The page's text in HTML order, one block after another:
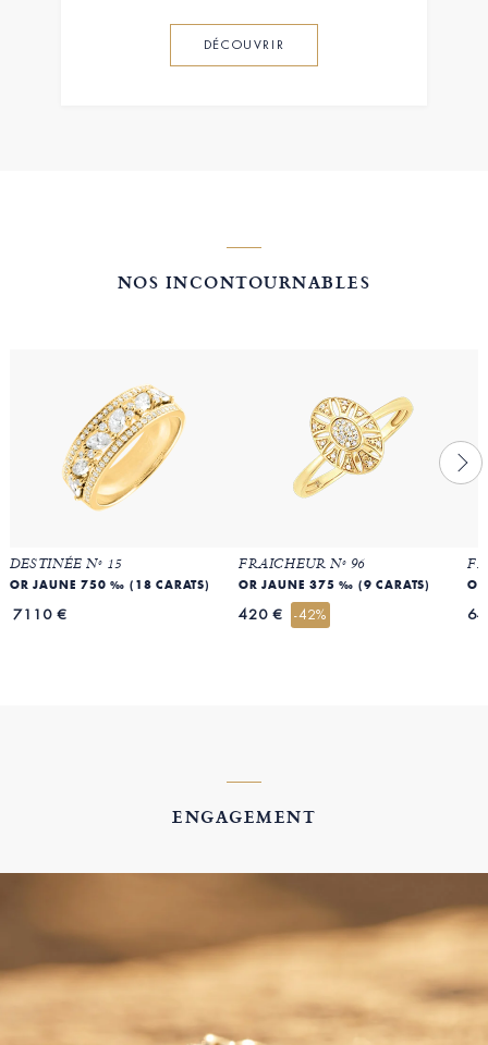
DÉCOUVRIR
NOS INCONTOURNABLES
DESTINÉE Nº 15
OR JAUNE 750 ‰ (18 CARATS)
7110 €
FRAICHEUR Nº 96
OR JAUNE 375 ‰ (9 CARATS)
420 € -42%
ENGAGEMENT